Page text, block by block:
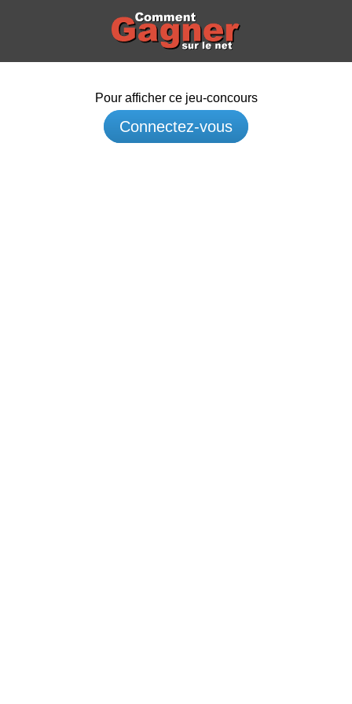
Pour afficher ce jeu-concours
Connectez-vous